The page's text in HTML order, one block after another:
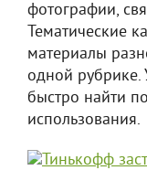
фотографии,
Тематические
материалы
одной рубрике.
быстро найти
использования.